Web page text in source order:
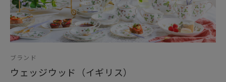
頑張った自分へのご褒美としても最適です。
ブランド
ウェッジウッド（イギリス）